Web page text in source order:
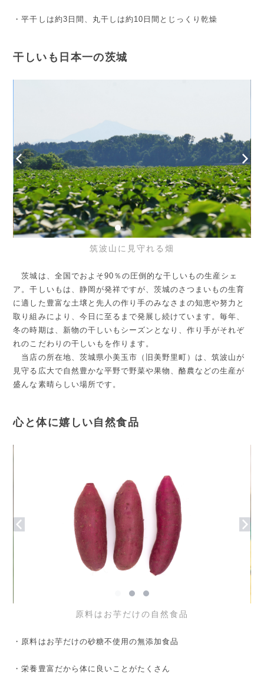
・平干しは約3日間、丸干しは約10日間とじっくり乾燥
干しいも日本一の茨城
筑波山に見守れる畑
茨城は、全国でおよそ90％の圧倒的な干しいもの生産シェ
ア。干しいもは、静岡が発祥ですが、茨城のさつまいもの生育
に適した豊富な土壌と先人の作り手のみなさまの知恵や努力と
取り組みにより、今日に至るまで発展し続けています。毎年、
冬の時期は、新物の干しいもシーズンとなり、作り手がそれぞ
れのこだわりの干しいもを作ります。
当店の所在地、茨城県小美玉市（旧美野里町）は、筑波山が
見守る広大で自然豊かな平野で野菜や果物、酪農などの生産が
盛んな素晴らしい場所です。
心と体に嬉しい自然食品
原料はお芋だけの自然食品
・原料はお芋だけの砂糖不使用の無添加食品
・栄養豊富だから体に良いことがたくさん